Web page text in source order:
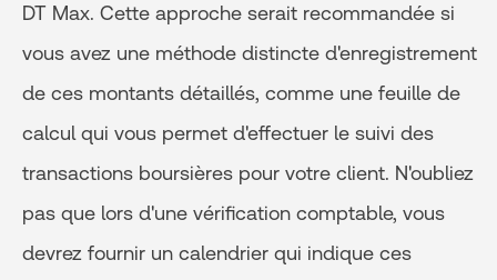
DT Max. Cette approche serait recommandée si
vous avez une méthode distincte d'enregistrement
de ces montants détaillés, comme une feuille de
calcul qui vous permet d'effectuer le suivi des
transactions boursières pour votre client. N'oubliez
pas que lors d'une vérification comptable, vous
devrez fournir un calendrier qui indique ces